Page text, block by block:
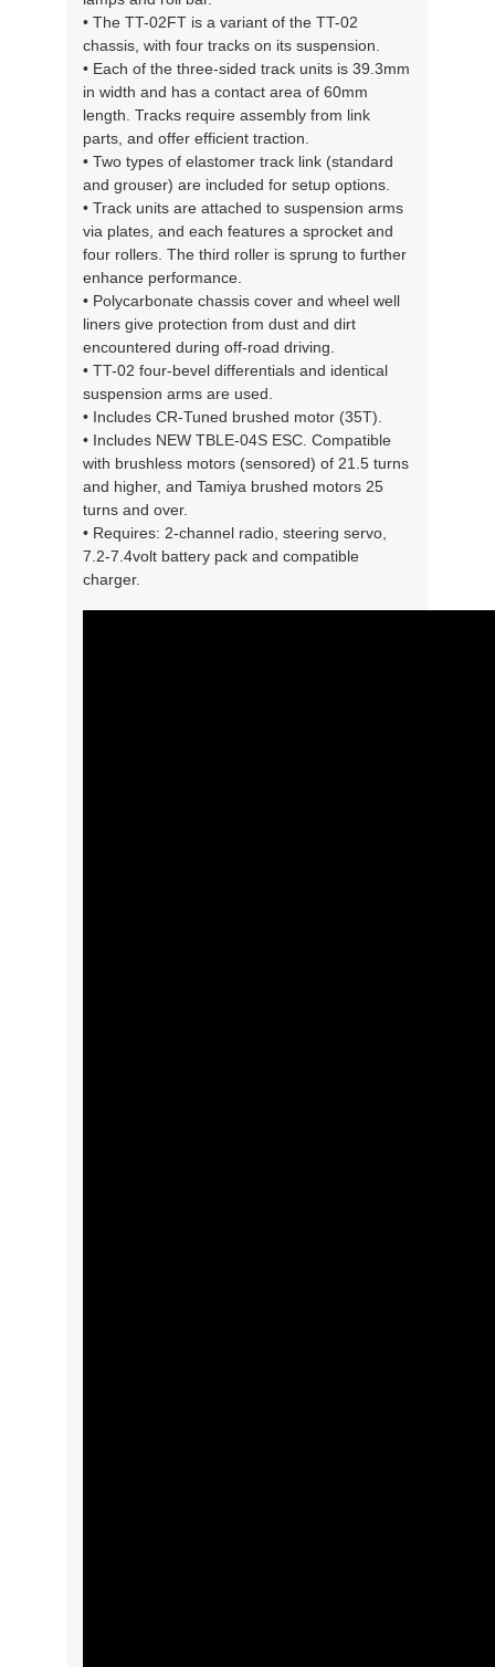
• The TT-02FT is a variant of the TT-02
chassis, with four tracks on its suspension.
• Each of the three-sided track units is 39.3mm
in width and has a contact area of 60mm
length. Tracks require assembly from link
parts, and offer efficient traction.
• Two types of elastomer track link (standard
and grouser) are included for setup options.
• Track units are attached to suspension arms
via plates, and each features a sprocket and
four rollers. The third roller is sprung to further
enhance performance.
• Polycarbonate chassis cover and wheel well
liners give protection from dust and dirt
encountered during off-road driving.
• TT-02 four-bevel differentials and identical
suspension arms are used.
• Includes CR-Tuned brushed motor (35T).
• Includes NEW TBLE-04S ESC. Compatible
with brushless motors (sensored) of 21.5 turns
and higher, and Tamiya brushed motors 25
turns and over.
• Requires: 2-channel radio, steering servo,
7.2-7.4volt battery pack and compatible
charger.